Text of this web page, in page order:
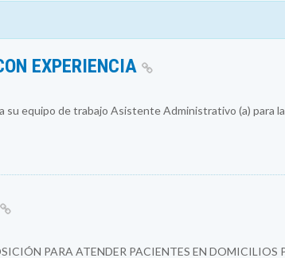
EXPERIENCIA
equipo de trabajo Asistente Administrativo (a) para
PARA ATENDER PACIENTES EN DOMICILIOS